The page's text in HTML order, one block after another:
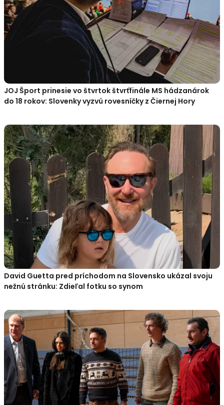
JOJ Šport prinesie vo štvrtok štvrťfinále MS hádzanárok
do 18 rokov: Slovenky vyzvú rovesníčky z Čiernej Hory
David Guetta pred príchodom na Slovensko ukázal svoju
nežnú stránku: Zdieľal fotku so synom